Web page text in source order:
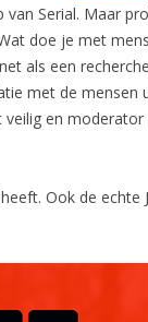
Serial. Maar
doe je met
als een
met de
en
Ook de